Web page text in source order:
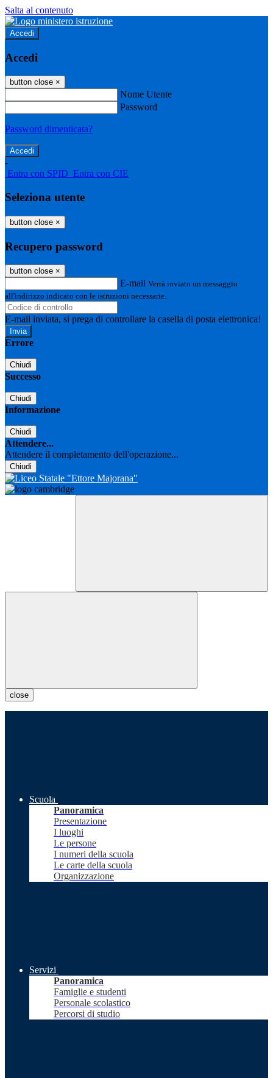
Salta al contenuto
Accedi
Accedi
button close ×
Nome Utente
Password
Password dimenticata?
-
Entra con SPID Entra con CIE
Seleziona utente
button close ×
Recupero password
button close ×
E-mail Verrà inviato un messaggio
all'indirizzo indicato con le istruzioni necessarie.
E-mail inviata, si prega di controllare la casella di posta elettronica!
Errore
Chiudi
Successo
Chiudi
Informazione
Chiudi
Attendere...
Attendere il completamento dell'operazione...
Chiudi
close
Scuola
Panoramica
Presentazione
I luoghi
Le persone
I numeri della scuola
Le carte della scuola
Organizzazione
Servizi
Panoramica
Famiglie e studenti
Personale scolastico
Percorsi di studio